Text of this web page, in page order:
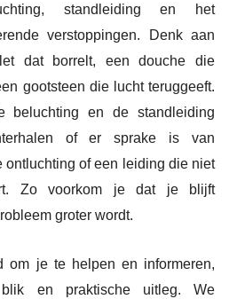
standleiding en het
verstoppingen. Denk aan
dat borrelt, een douche die
gootsteen die lucht teruggeeft.
beluchting en de standleiding
of er sprake is van
ontluchting of een leiding die niet
Zo voorkom je dat je blijft
groter wordt.
om je te helpen en informeren,
en praktische uitleg. We